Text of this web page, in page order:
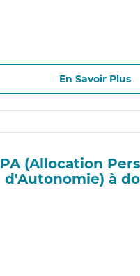
En Savoir Plus
(Allocation
d'Autonomie) à